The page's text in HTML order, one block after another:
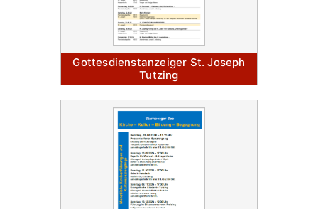
Gottesdienstanzeiger St. Joseph
Tutzing